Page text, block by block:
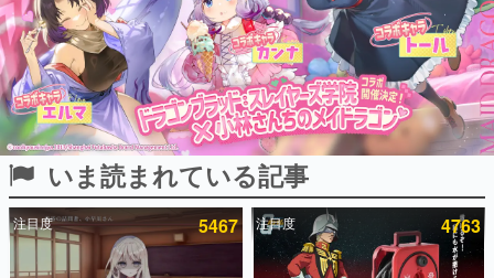
ピックアップ
電ファミのいま読まれている記事ランキング
いま読まれている記事
注目度 5467 注目度 4763